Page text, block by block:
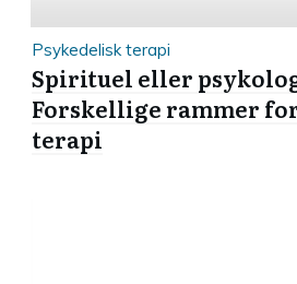
Psykedelisk terapi
Spirituel eller
Forskellige rammer
terapi